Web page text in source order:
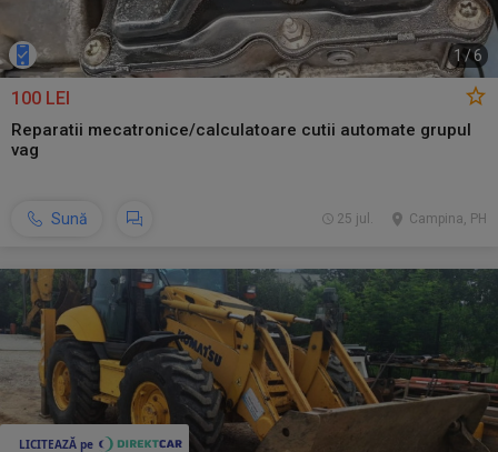
1/6
100 LEI
Reparatii mecatronice/calculatoare cutii automate grupul
vag
Sună Campina, PH
25 jul.